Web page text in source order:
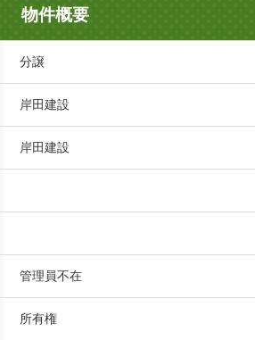
物件概要
分譲
岸田建設
岸田建設
管理員不在
所有権